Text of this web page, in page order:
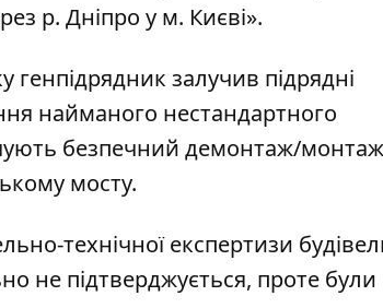
р. Дніпро у м. Києві».
генпідрядник залучив підрядні
найманого нестандартного
безпечний демонтаж/монтаж
мосту.
технічної експертизи
не підтверджується, проте були